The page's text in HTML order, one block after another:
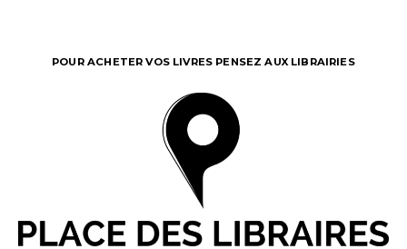
POUR ACHETER VOS LIVRES PENSEZ AUX LIBRAIRIES